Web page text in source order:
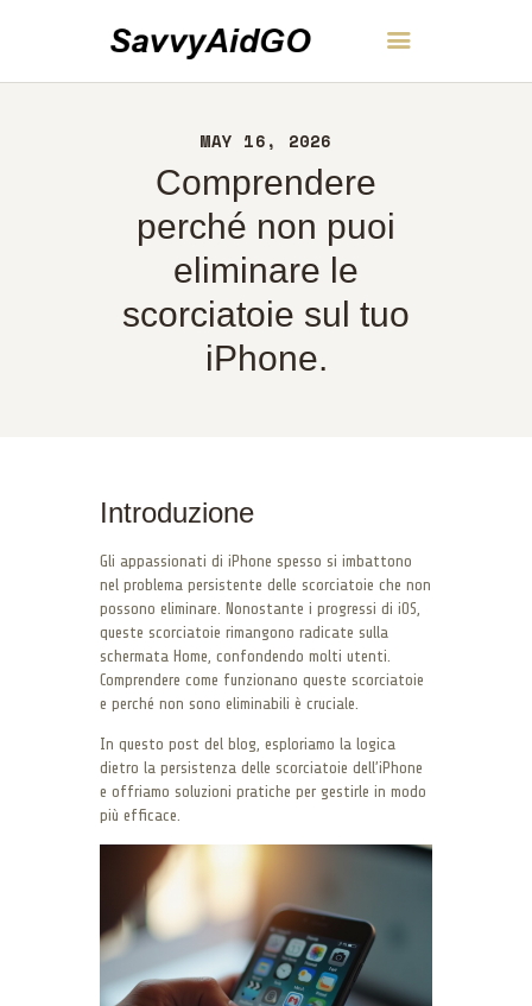
MAY 16, 2026
Comprendere
perché non puoi
eliminare le
scorciatoie sul tuo
iPhone.
SavvyAidGO
INFORMAZIONI
CONTATTI
POLITICA
ITALIANO
Introduzione
Gli appassionati di iPhone spesso si imbattono
nel problema persistente delle scorciatoie che non
possono eliminare. Nonostante i progressi di iOS,
queste scorciatoie rimangono radicate sulla
schermata Home, confondendo molti utenti.
Comprendere come funzionano queste scorciatoie
e perché non sono eliminabili è cruciale.
In questo post del blog, esploriamo la logica
dietro la persistenza delle scorciatoie dell’iPhone
e offriamo soluzioni pratiche per gestirle in modo
più efficace.